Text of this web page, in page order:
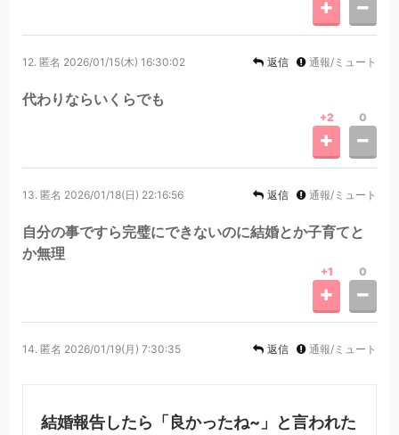
12. 匿名 2026/01/15(木) 16:30:02 返信 通報/ミュート
代わりならいくらでも
+2 0
13. 匿名 2026/01/18(日) 22:16:56 返信 通報/ミュート
自分の事ですら完璧にできないのに結婚とか子育てと
か無理
+1 0
14. 匿名 2026/01/19(月) 7:30:35 返信 通報/ミュート
結婚報告したら「良かったね~」と言われた